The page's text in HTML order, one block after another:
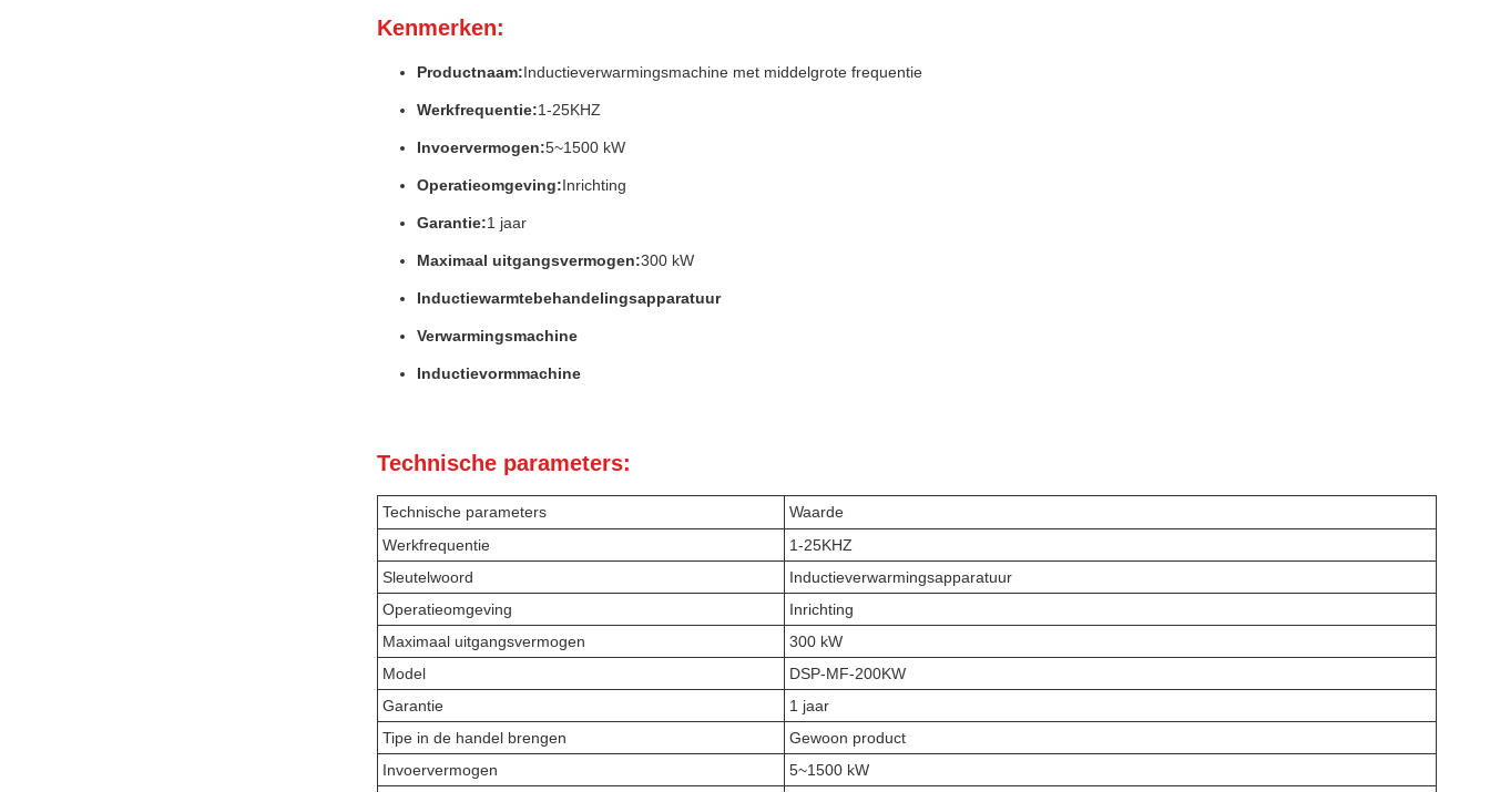
Kenmerken:
Productnaam:Inductieverwarmingsmachine met middelgrote frequentie
Werkfrequentie:1-25KHZ
Invoervermogen:5~1500 kW
Operatieomgeving:Inrichting
Garantie:1 jaar
Maximaal uitgangsvermogen:300 kW
Inductiewarmtebehandelingsapparatuur
Verwarmingsmachine
Inductievormmachine
Technische parameters:
Technische parameters
Waarde
Werkfrequentie
1-25KHZ
Sleutelwoord
Inductieverwarmingsapparatuur
Operatieomgeving
Inrichting
Maximaal uitgangsvermogen
300 kW
Model
DSP-MF-200KW
Garantie
1 jaar
Tipe in de handel brengen
Gewoon product
Invoervermogen
5~1500 kW